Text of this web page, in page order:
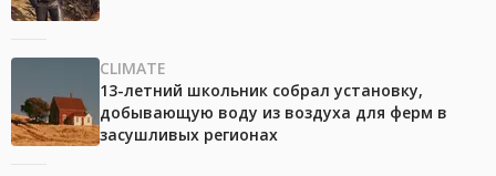
CLIMATE
13-летний школьник собрал установку,
добывающую воду из воздуха для ферм в
засушливых регионах